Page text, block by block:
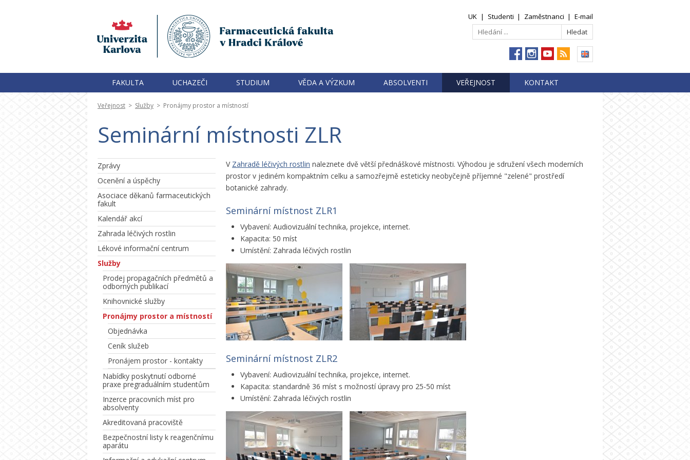
UK | Studenti | Zaměstnanci | E-mail
FAKULTA UCHAZEČI STUDIUM VĚDA A VÝZKUM ABSOLVENTI VEŘEJNOST KONTAKT
Veřejnost > Služby > Pronájmy prostor a místností
Seminární místnosti ZLR
Zprávy
Ocenění a úspěchy
Asociace děkanů farmaceutických
fakult
Kalendář akcí
Zahrada léčivých rostlin
Lékové informační centrum
Služby
Prodej propagačních předmětů a
odborných publikací
Knihovnické služby
Pronájmy prostor a místností
Objednávka
Ceník služeb
Pronájem prostor - kontakty
Nabídky poskytnutí odborné
praxe pregraduálním studentům
Inzerce pracovních míst pro
absolventy
Akreditovaná pracoviště
Bezpečnostní listy k reagenčnímu
aparátu
V Zahradě léčivých rostlin naleznete dvě větší přednáškové místnosti. Výhodou je sdružení všech moderních
prostor v jediném kompaktním celku a samozřejmě esteticky neobyčejně příjemné "zelené" prostředí
botanické zahrady.
Seminární místnost ZLR1
Vybavení: Audiovizuální technika, projekce, internet.
Kapacita: 50 míst
Umístění: Zahrada léčivých rostlin
Seminární místnost ZLR2
Vybavení: Audiovizuální technika, projekce, internet.
Kapacita: standardně 36 míst s možností úpravy pro 25-50 míst
Umístění: Zahrada léčivých rostlin